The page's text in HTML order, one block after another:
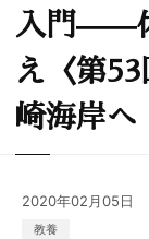
入門——
え〈第
崎海岸へ
2020年02月05日
教養